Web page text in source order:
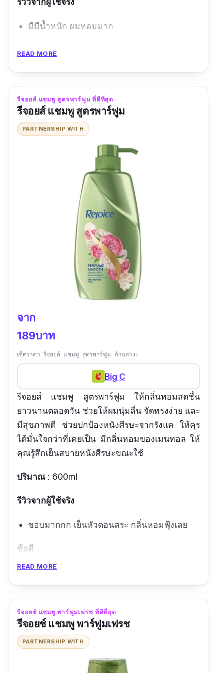
มีมีน้ำหนัก ผมหอมมาก
ข้อดี
มีสารสกัดจากธรรมชาติ
ผมมีน้ำหนัก เงางาม
กลิ่นหอม
READ MORE
รีจอยส์ แชมพู สูตรพาร์ฟูม ที่ดีที่สุด
รีจอยส์ แชมพู สูตรพาร์ฟูม
PARTNERSHIP WITH
จาก
189บาท
เช็คราคา รีจอยส์ แชมพู สูตรพาร์ฟูม ด้านล่าง:
Big C
รีจอยส์ แชมพู สูตรพาร์ฟูม ให้กลิ่นหอมสดชื่น
ยาวนานตลอดวัน ช่วยให้ผมนุ่มลื่น จัดทรงง่าย และ
มีสุขภาพดี ช่วยปกป้องหนังศีรษะจากรังแค ให้คุร
ได้มั่นใจกว่าที่เคยเป็น มีกลิ่นหอมของเมนทอล ให้
คุณรู้สึกเย็นสบายหนังศีรษะขณะใช้
ปริมาณ: 600ml
รีวิวจากผู้ใช้จริง
ชอบมากกก เย็นหัวตอนสระ กลิ่นหอมฟุ้งเลย
ข้อดี
ผมสุขภาพดี
ขจัดรังแค
เย็นสบายตอนสระ
ข้อเสีย
READ MORE
รีจอยช์ แชมพู พาร์ฟูมเฟรช ที่ดีที่สุด
รีจอยช์ แชมพู พาร์ฟูมเฟรช
PARTNERSHIP WITH